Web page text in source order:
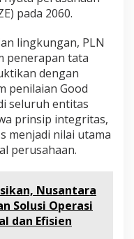
pada 2060.
lingkungan, PLN
penerapan tata
dengan
penilaian Good
seluruh entitas
prinsip integritas,
menjadi nilai utama
perusahaan.
Nusantara
Solusi Operasi
dan Efisien